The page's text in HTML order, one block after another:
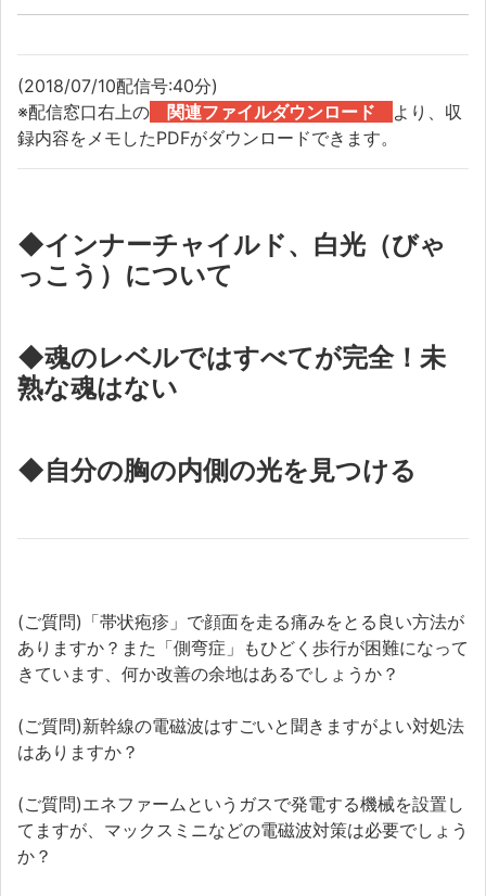
(2018/07/10配信号:40分)
※配信窓口右上の 関連ファイルダウンロード より、収
録内容をメモしたPDFがダウンロードできます。
◆インナーチャイルド、白光（びゃ
っこう）について
◆魂のレベルではすべてが完全！未
熟な魂はない
◆自分の胸の内側の光を見つける
(ご質問)「帯状疱疹」で顔面を走る痛みをとる良い方法が
ありますか？また「側弯症」もひどく歩行が困難になって
きています、何か改善の余地はあるでしょうか？
(ご質問)新幹線の電磁波はすごいと聞きますがよい対処法
はありますか？
(ご質問)エネファームというガスで発電する機械を設置し
てますが、マックスミニなどの電磁波対策は必要でしょう
か？